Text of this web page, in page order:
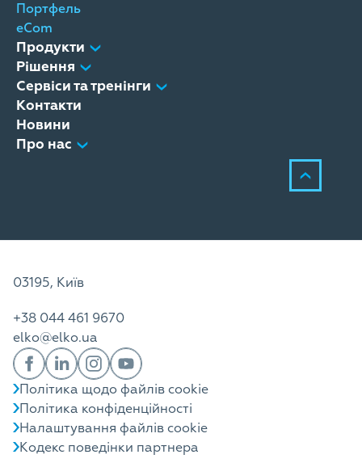
Портфель
eCom
Продукти
Рішення
Сервіси та тренінги
Контакти
Новини
Про нас
03195, Київ
+38 044 461 9670
elko@elko.ua
Політика щодо файлів cookie
Політика конфіденційності
Налаштування файлів cookie
Кодекс поведінки партнера